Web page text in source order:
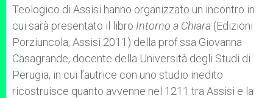
Teologico di Assisi hanno organizzato un incontro in
cui sarà presentato il libro Intorno a Chiara (Edizioni
Porziuncola, Assisi 2011) della prof.ssa Giovanna
Casagrande, docente della Università degli Studi di
Perugia, in cui l’autrice con uno studio inedito
ricostruisce quanto avvenne nel 1211 tra Assisi e la